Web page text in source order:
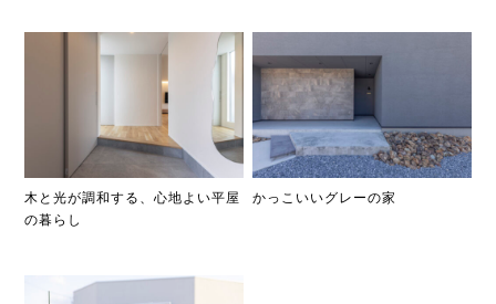
木と光が調和する、心地よい平屋
の暮らし
かっこいいグレーの家